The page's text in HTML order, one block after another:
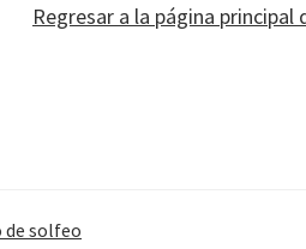
Regresar a la página principal
solfeo